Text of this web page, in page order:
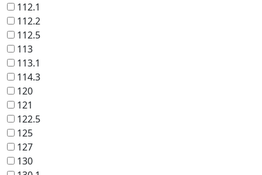
112.1
112.2
112.5
113
113.1
114.3
120
121
122.5
125
127
130